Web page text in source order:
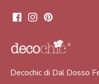
Decochic di Dal Dosso